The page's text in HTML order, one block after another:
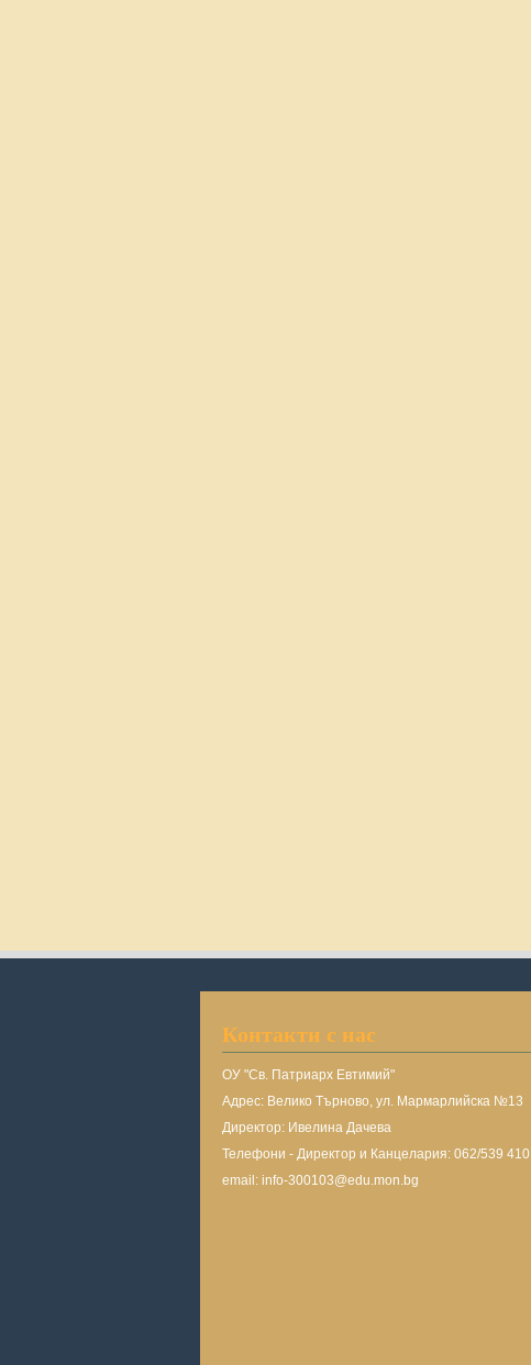
Контакти с нас
ОУ "Св. Патриарх Евтимий"
Адрес: Велико Търново, ул. Мармарлийска №13
Директор: Ивелина Дачева
Телефони - Директор и Канцелария: 062/539 410
email: info-300103@edu.mon.bg